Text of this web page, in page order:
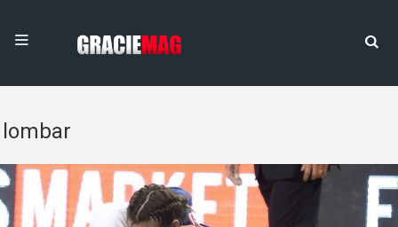
lombar